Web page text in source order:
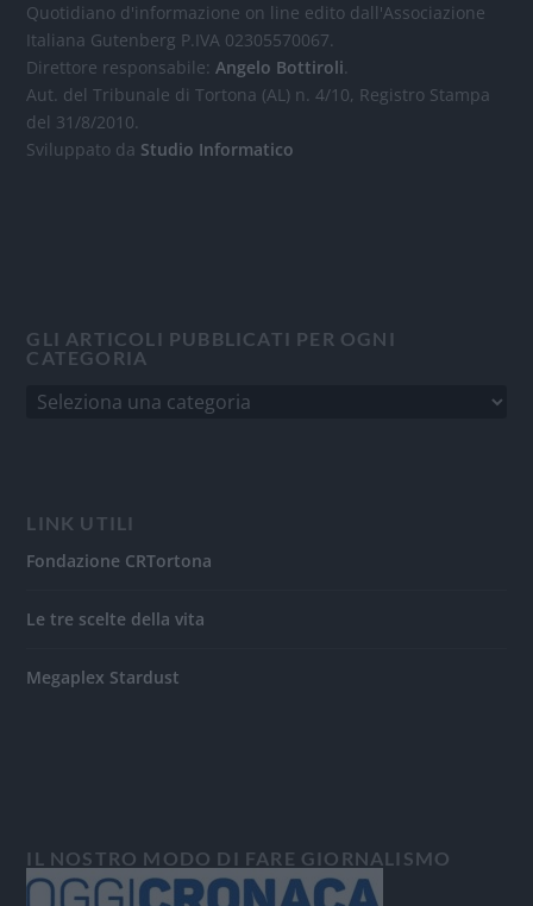
Quotidiano d'informazione on line edito dall'Associazione
Italiana Gutenberg P.IVA 02305570067.
Direttore responsabile:Angelo Bottiroli.
Aut. del Tribunale di Tortona (AL) n. 4/10, Registro Stampa
del 31/8/2010.
Sviluppato da Studio Informatico
GLI ARTICOLI PUBBLICATI PER OGNI
CATEGORIA
LINK UTILI
Fondazione CRTortona
Le tre scelte della vita
Megaplex Stardust
IL NOSTRO MODO DI FARE GIORNALISMO